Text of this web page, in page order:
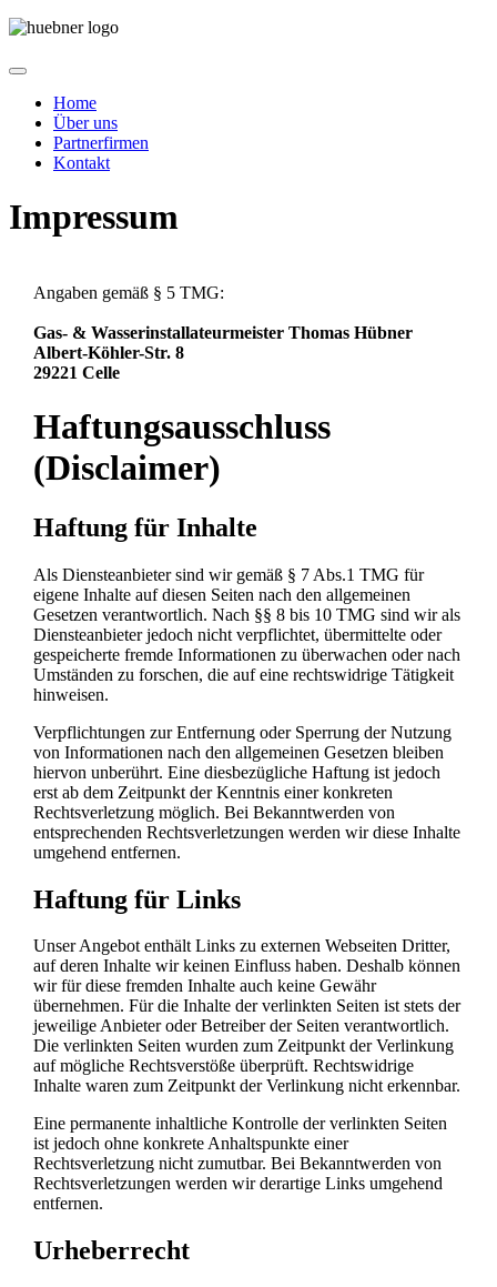
Home
Über uns
Partnerfirmen
Kontakt
Impressum
Angaben gemäß § 5 TMG:
Gas- & Wasserinstallateurmeister Thomas Hübner
Albert-Köhler-Str. 8
29221 Celle
Haftungsausschluss
(Disclaimer)
Haftung für Inhalte
Als Diensteanbieter sind wir gemäß § 7 Abs.1 TMG für
eigene Inhalte auf diesen Seiten nach den allgemeinen
Gesetzen verantwortlich. Nach §§ 8 bis 10 TMG sind wir als
Diensteanbieter jedoch nicht verpflichtet, übermittelte oder
gespeicherte fremde Informationen zu überwachen oder nach
Umständen zu forschen, die auf eine rechtswidrige Tätigkeit
hinweisen.
Verpflichtungen zur Entfernung oder Sperrung der Nutzung
von Informationen nach den allgemeinen Gesetzen bleiben
hiervon unberührt. Eine diesbezügliche Haftung ist jedoch
erst ab dem Zeitpunkt der Kenntnis einer konkreten
Rechtsverletzung möglich. Bei Bekanntwerden von
entsprechenden Rechtsverletzungen werden wir diese Inhalte
umgehend entfernen.
Haftung für Links
Unser Angebot enthält Links zu externen Webseiten Dritter,
auf deren Inhalte wir keinen Einfluss haben. Deshalb können
wir für diese fremden Inhalte auch keine Gewähr
übernehmen. Für die Inhalte der verlinkten Seiten ist stets der
jeweilige Anbieter oder Betreiber der Seiten verantwortlich.
Die verlinkten Seiten wurden zum Zeitpunkt der Verlinkung
auf mögliche Rechtsverstöße überprüft. Rechtswidrige
Inhalte waren zum Zeitpunkt der Verlinkung nicht erkennbar.
Eine permanente inhaltliche Kontrolle der verlinkten Seiten
ist jedoch ohne konkrete Anhaltspunkte einer
Rechtsverletzung nicht zumutbar. Bei Bekanntwerden von
Rechtsverletzungen werden wir derartige Links umgehend
entfernen.
Urheberrecht